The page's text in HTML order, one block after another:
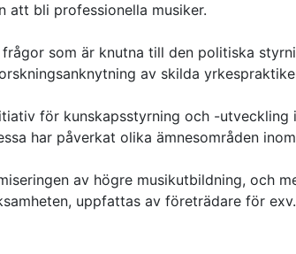
att bli professionella musiker.
som är knutna till den politiska
av skilda
för kunskapsstyrning och -utveckling
har påverkat olika ämnesområden
av högre musikutbildning, och
uppfattas av företrädare för